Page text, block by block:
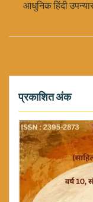
आधुनिक हिंदी
प्रकाशित अंक